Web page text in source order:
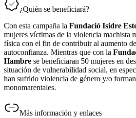
¿Quién se beneficiará?
Con esta campaña la Fundació Isidre
mujeres víctimas de la violencia machista
física con el fin de contribuir al aumento
autoconfianza. Mientras que con la
Hambre se beneficiaran 50 mujeres en
situación de vulnerabilidad social, en
han sufrido violencia de género y/o
monomarentales.
Más información y enlaces